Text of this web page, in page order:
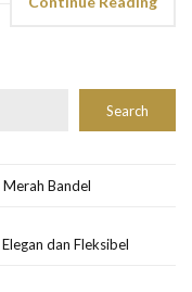
Search
Bandel
dan Fleksibel